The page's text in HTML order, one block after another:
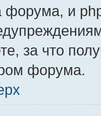
форума, и
за что
форума.